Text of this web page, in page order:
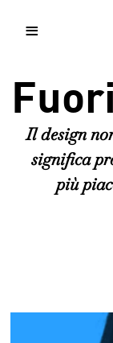
≡
Home
Il
Il design
significa
più